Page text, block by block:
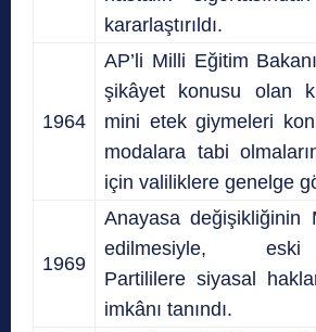
kararlaştırıldı.
1964
AP’li Milli Eğitim
şikâyet konusu olan
mini etek giymeleri
modalara tabi
için valiliklere genelge
1969
Anayasa değişikliğinin
edilmesiyle,
Partililere siyasal
imkânı tanındı.